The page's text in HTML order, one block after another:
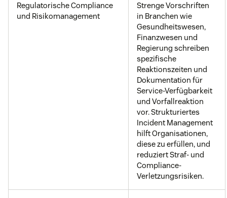
Regulatorische Compliance
und Risikomanagement
Strenge Vorschriften
in Branchen wie
Gesundheitswesen,
Finanzwesen und
Regierung schreiben
spezifische
Reaktionszeiten und
Dokumentation für
Service-Verfügbarkeit
und Vorfallreaktion
vor. Strukturiertes
Incident Management
hilft Organisationen,
diese zu erfüllen, und
reduziert Straf- und
Compliance-
Verletzungsrisiken.